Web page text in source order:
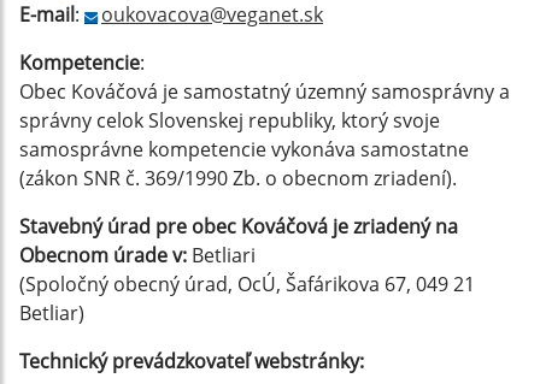
E-mail:
oukovacova@veganet.sk
Kompetencie:
Obec Kováčová je samostatný územný samosprávny a
správny celok Slovenskej republiky, ktorý svoje
samosprávne kompetencie vykonáva samostatne
(zákon SNR č. 369/1990 Zb. o obecnom zriadení).
Stavebný úrad pre obec Kováčová je zriadený na
Obecnom úrade v: Betliari
(Spoločný obecný úrad, OcÚ, Šafárikova 67, 049 21
Betliar)
Technický prevádzkovateľ webstránky: